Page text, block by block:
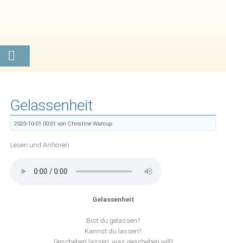
Gelassenheit
2020-10-01 00:01 von Christine Warcup
Lesen und Anhören
Gelassenheit
Bist du gelassen?
Kannst du lassen?